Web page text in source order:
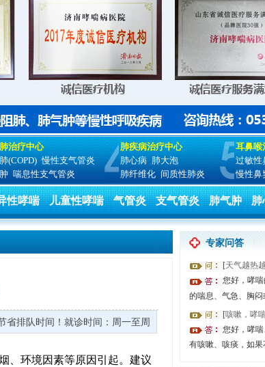
治疗中心
(COPD) 慢性支气管炎
喘息性支气管炎
肺疾病治疗中心
肺心病 肺大泡
肺纤维化 间质性肺炎
耳鼻喉
过敏性
慢性鼻
性哮喘 儿童性哮喘 气管炎 支气管炎 肺气肿 肺
排队时间！就诊时间：周一至周日 8:00—17:30 全国无假日医
、环境因素等原因引起。建议
专家问答
[天气越热
您好，哮
的喘息、气急、胸闷
[咳嗽，哮
您好，哮
有咳嗽、咳痰，如果